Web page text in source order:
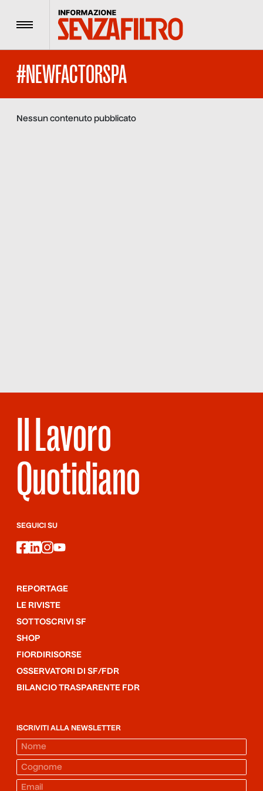
Menu
#NEWFACTORSPA
Nessun contenuto pubblicato
Il Lavoro
Quotidiano
SEGUICI SU
facebook
linkedin
instagram
youtube
REPORTAGE
LE RIVISTE
SOTTOSCRIVI SF
SHOP
FIORDIRISORSE
OSSERVATORI DI SF/FDR
BILANCIO TRASPARENTE FDR
ISCRIVITI ALLA NEWSLETTER